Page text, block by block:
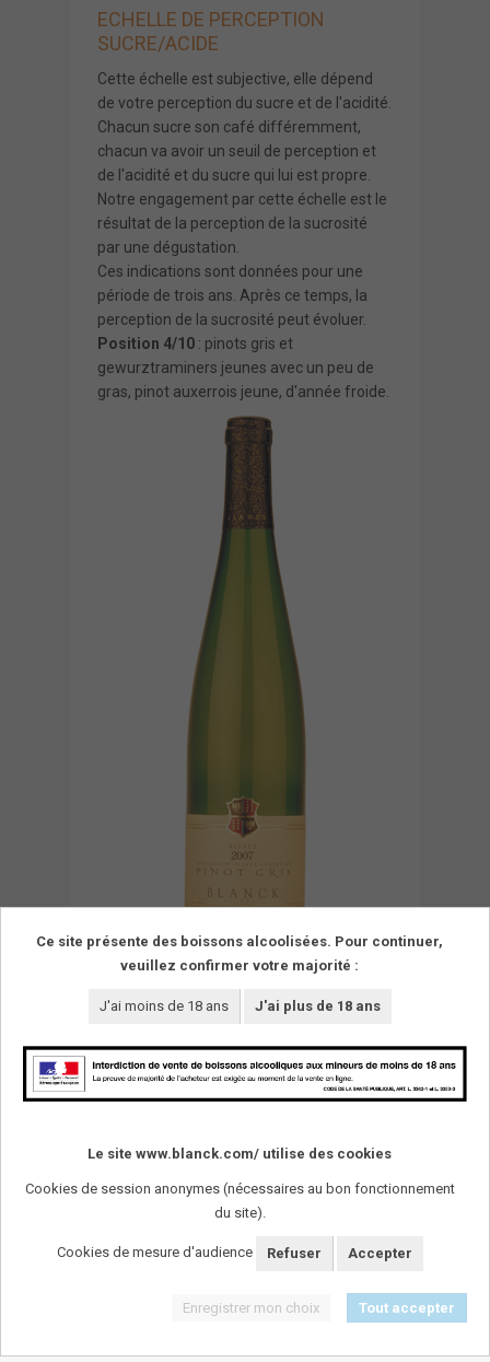
ECHELLE DE PERCEPTION
SUCRE/ACIDE
Cette échelle est subjective, elle dépend
de votre perception du sucre et de l'acidité.
Chacun sucre son café différemment,
chacun va avoir un seuil de perception et
de l'acidité et du sucre qui lui est propre.
Notre engagement par cette échelle est le
résultat de la perception de la sucrosité
par une dégustation.
Ces indications sont données pour une
période de trois ans. Après ce temps, la
perception de la sucrosité peut évoluer.
Position 4/10 : pinots gris et
gewurztraminers jeunes avec un peu de
gras, pinot auxerrois jeune, d'année froide.
L'abus d'alcool est dangereux pour la santï¿½. A
consommer avec modï¿½ration.
Ce site présente des boissons alcoolisées. Pour continuer,
veuillez confirmer votre majorité :
J'ai moins de 18 ans J'ai plus de 18 ans
Le site www.blanck.com/ utilise des cookies
Cookies de session anonymes (nécessaires au bon fonctionnement
du site).
Cookies de mesure d'audience Refuser Accepter
Enregistrer mon choix Tout accepter